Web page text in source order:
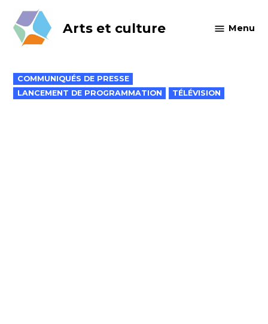
content
Arts et culture Menu
POSTED
IN
COMMUNIQUÉS DE PRESSE
LANCEMENT DE PROGRAMMATION
TÉLÉVISION